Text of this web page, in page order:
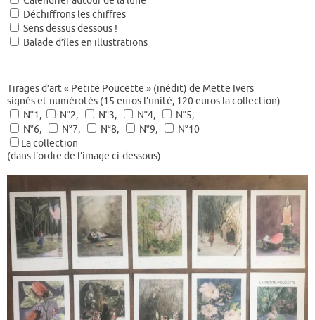
Déchiffrons les chiffres
Sens dessus dessous !
Balade d’îles en illustrations
Tirages d’art « Petite Poucette » (inédit) de Mette Ivers
signés et numérotés (15 euros l’unité, 120 euros la collection) :
N°1,
N°2, N°3, N°4,
N°5,
N°6,
N°7, N°8, N°9,
N°10
La collection
(dans l’ordre de l’image ci-dessous)